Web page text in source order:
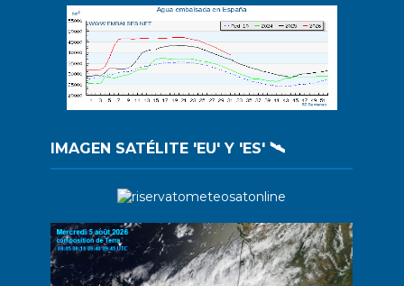
IMAGEN SATÉLITE 'EU' Y 'ES' 🛰️